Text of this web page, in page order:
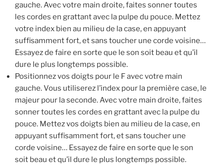
gauche. Avec votre main droite, faites sonner toutes
les cordes en grattant avec la pulpe du pouce. Mettez
votre index bien au milieu de la case, en appuyant
suffisamment fort, et sans toucher une corde voisine…
Essayez de faire en sorte que le son soit beau et qu’il
dure le plus longtemps possible.
Positionnez vos doigts pour le F avec votre main
gauche. Vous utiliserez l’index pour la première case, le
majeur pour la seconde. Avec votre main droite, faites
sonner toutes les cordes en grattant avec la pulpe du
pouce. Mettez vos doigts bien au milieu de la case, en
appuyant suffisamment fort, et sans toucher une
corde voisine… Essayez de faire en sorte que le son
soit beau et qu’il dure le plus longtemps possible.